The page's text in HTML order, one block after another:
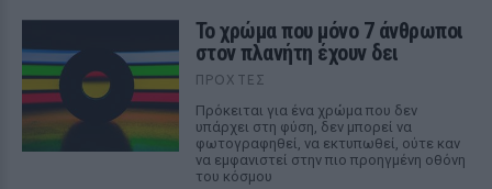
Το χρώμα που μόνο 7 άνθρωποι
στον πλανήτη έχουν δει
ΠΡΟΧΤΈΣ
Πρόκειται για ένα χρώμα που δεν
υπάρχει στη φύση, δεν μπορεί να
φωτογραφηθεί, να εκτυπωθεί, ούτε καν
να εμφανιστεί στην πιο προηγμένη οθόνη
του κόσμου